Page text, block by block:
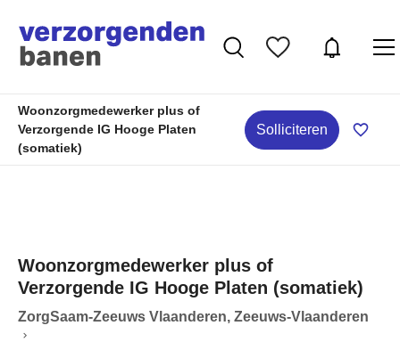
Woonzorgmedewerker plus of
Verzorgende IG Hooge Platen
(somatiek)
Solliciteren
Woonzorgmedewerker plus of
Verzorgende IG Hooge Platen (somatiek)
ZorgSaam-Zeeuws Vlaanderen, Zeeuws-Vlaanderen